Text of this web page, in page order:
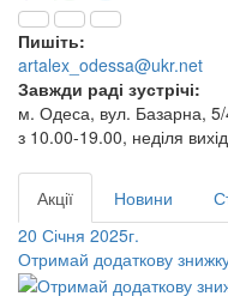
Пишіть:
artalex_odessa@ukr.net
Завжди раді зустрічі:
м. Одеса, вул. Базарна,
з 10.00-19.00, неділя
Акції Новини
20 Січня 2025г.
Отримай додаткову